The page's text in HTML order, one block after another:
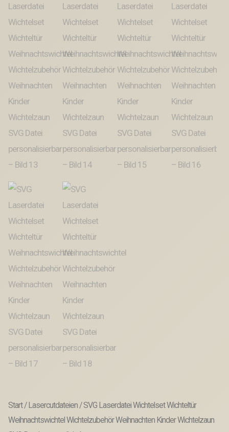
Start/Lasercutdateien/ SVG Laserdatei Wichtelset Wichteltür
Weihnachtswichtel Wichtelzubehör Weihnachten Kinder Wichtelzaun